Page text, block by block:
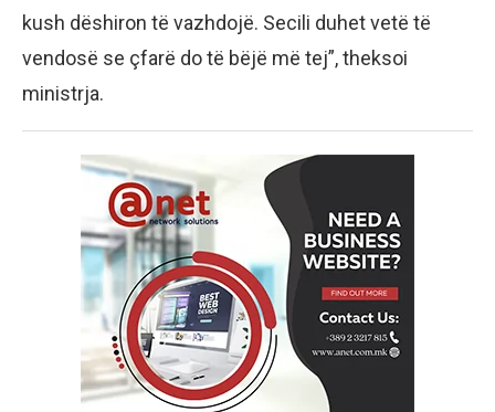
kush dëshiron të vazhdojë. Secili duhet vetë të
vendosë se çfarë do të bëjë më tej”, theksoi
ministrja.